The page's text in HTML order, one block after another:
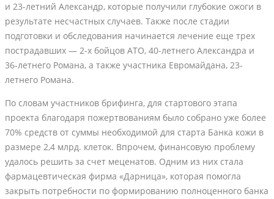
и 23-летний Александр, которые получили глубокие ожоги в
результате несчастных случаев. Также после стадии
подготовки и обследования начинается лечение еще трех
пострадавших — 2-х бойцов АТО, 40-летнего Александра и
36-летнего Романа, а также участника Евромайдана, 23-
летнего Романа.
По словам участников брифинга, для стартового этапа
проекта благодаря пожертвованиям было собрано уже более
70% средств от суммы необходимой для старта Банка кожи в
размере 2,4 млрд. клеток. Впрочем, финансовую проблему
удалось решить за счет меценатов. Одним из них стала
фармацевтическая фирма «Дарница», которая помогла
закрыть потребности по формированию полноценного банка